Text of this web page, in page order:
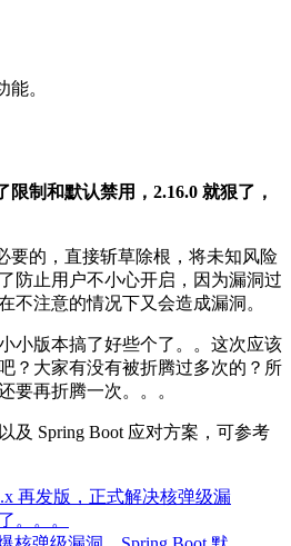
能。
限制和默认禁用，2.16.0 就狠了，
要的，直接斩草除根，将未知风险
防止用户不小心开启，因为漏洞过
不注意的情况下又会造成漏洞。
小版本搞了好些个了。。这次应该
？大家有没有被折腾过多次的？所
要再折腾一次。。。
及 Spring Boot 应对方案，可参考
再发版，正式解决核弹级漏
。。。